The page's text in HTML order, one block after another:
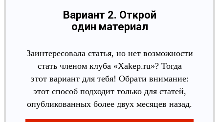
Вариант 2. Открой
один материал
Заинтересовала статья, но нет возможности
стать членом клуба «Xakep.ru»? Тогда
этот вариант для тебя! Обрати внимание:
этот способ подходит только для статей,
опубликованных более двух месяцев назад.